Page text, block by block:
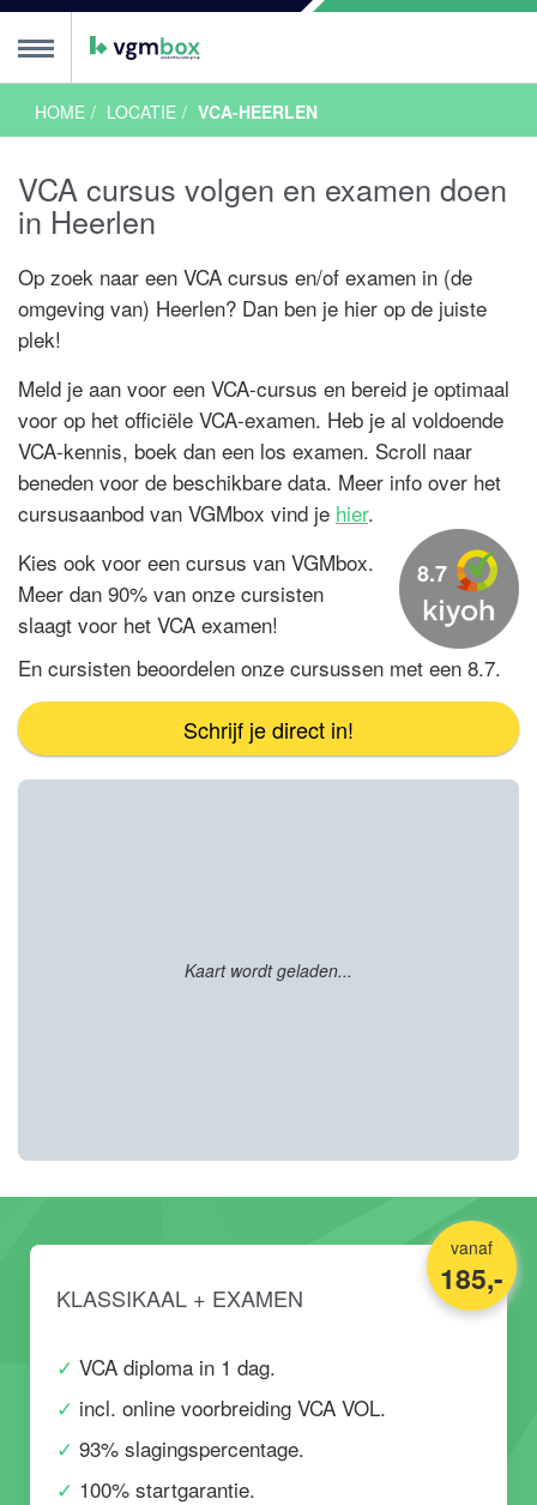
Onderwijs
talenalgemeen
Bosch
Nederland
Haag
VCA Locaties
VCA
arbeidsongevallen
vragen
blogs
te zeggen!
voor ZZP-ers
dan doe je het beter
VCA diploma
branches wordt VCA gebruikt?
in
HOME LOCATIE VCA-HEERLEN
VCA cursus volgen en examen doen
in Heerlen
Op zoek naar een VCA cursus en/of examen in (de
omgeving van) Heerlen? Dan ben je hier op de juiste
plek!
Meld je aan voor een VCA-cursus en bereid je optimaal
voor op het officiële VCA-examen. Heb je al voldoende
VCA-kennis, boek dan een los examen. Scroll naar
beneden voor de beschikbare data. Meer info over het
cursusaanbod van VGMbox vind je hier.
8.7
Kies ook voor een cursus van VGMbox.
Meer dan 90% van onze cursisten
slaagt voor het VCA examen!
En cursisten beoordelen onze cursussen met een 8.7.
Schrijf je direct in!
Kaart wordt geladen...
vanaf
185,-
KLASSIKAAL + EXAMEN
VCA diploma in 1 dag.
incl. online voorbreiding VCA VOL.
93% slagingspercentage.
100% startgarantie.